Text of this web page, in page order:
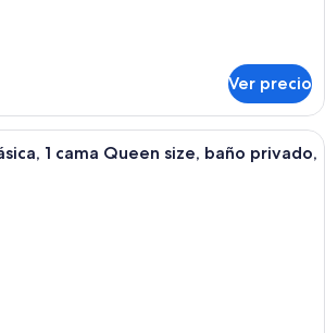
Ver precio
Habitación doble clásica, 1 cama
1 cama Queen size, baño privado,